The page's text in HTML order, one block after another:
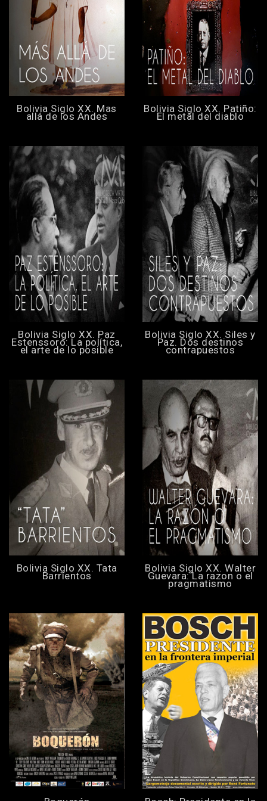
Bolivia Siglo XX. Mas
allá de los Andes
Bolivia Siglo XX. Patiño:
El metal del diablo
Bolivia Siglo XX. Paz
Estenssoro: La política,
el arte de lo posible
Bolivia Siglo XX. Siles y
Paz. Dos destinos
contrapuestos
Bolivia Siglo XX. Tata
Barrientos
Bolivia Siglo XX. Walter
Guevara: La razon o el
pragmatismo